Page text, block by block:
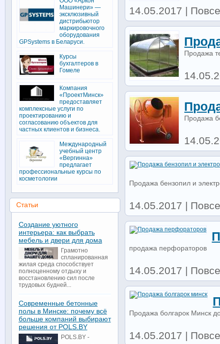
14.05.2017 |
Продажа
Продажа
Продажа бензопил и
14.05.2017 |
продажа перфораторов
14.05.2017 |
Продажа болгарок Минск
14.05.2017 |
Машинери» —
эксклюзивный
дистрибьютор
маркировочного
оборудования
GPSystems в Беларуси.
Курсы
бухгалтеров в
Гомеле
Компания
«ПроектМинск»
предоставляет
комплексные услуги по
проектированию и
согласованию объектов для
частных клиентов и бизнеса.
Международный
учебный центр
«Вергинна»
предлагает
профессиональные курсы по
косметологии
Статьи
Создание уютного
интерьера: как выбрать
мебель и двери для дома
Грамотно
спланированная
жилая среда способствует
полноценному отдыху и
восстановлению сил после
трудовых будней...
Современные бетонные
полы в Минске: почему всё
больше компаний выбирают
решения от POLS.BY
POLS.BY -